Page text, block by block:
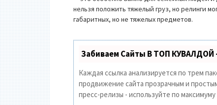
нельзя положить тяжелый груз, но релинги
габаритных, но не тяжелых предметов.
Забиваем Сайты В ТОП КУВАЛДОЙ
Каждая ссылка анализируется по трем
продвижение сайта прозрачным и
пресс-релизы - используйте по